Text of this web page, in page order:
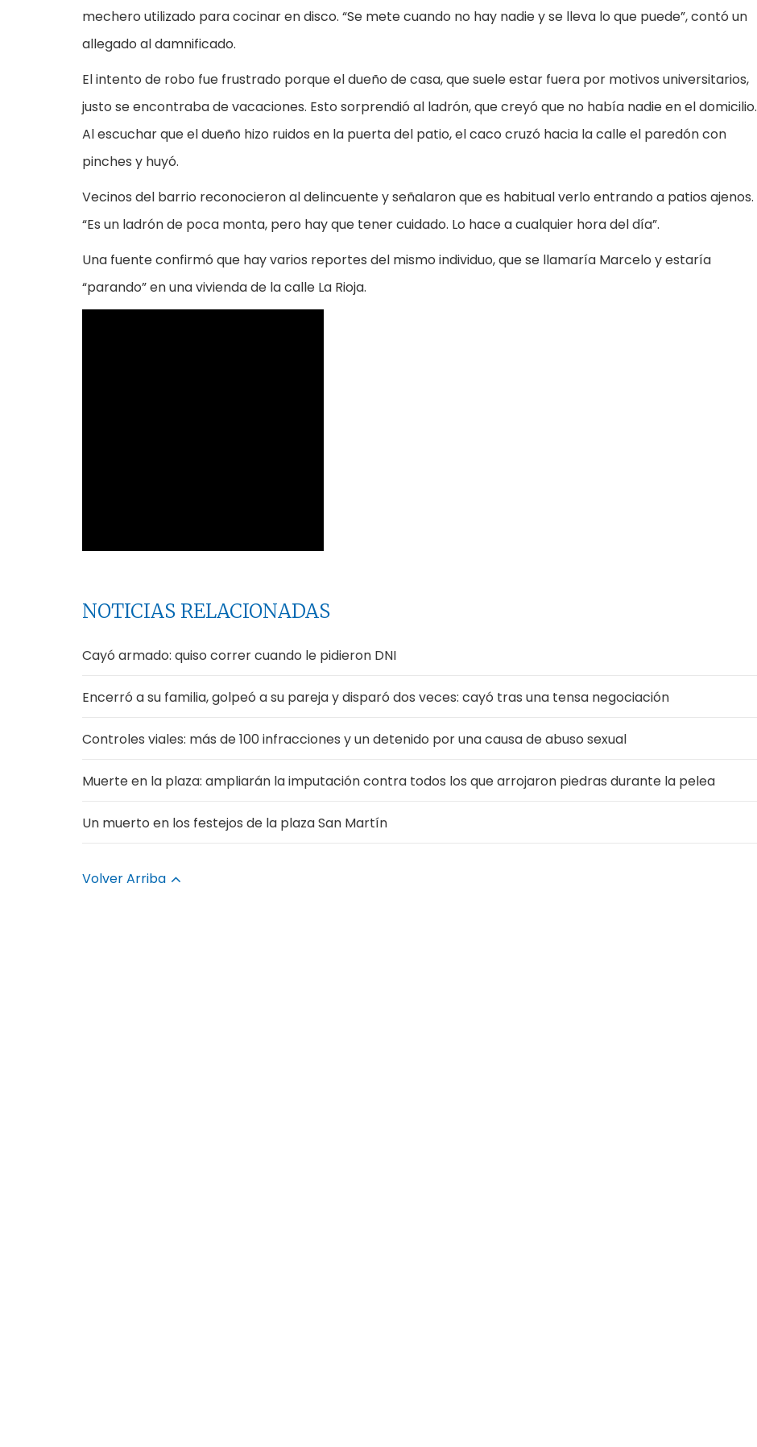
mechero utilizado para cocinar en disco. “Se mete cuando no hay nadie y se lleva lo que puede”, contó un
allegado al damnificado.
El intento de robo fue frustrado porque el dueño de casa, que suele estar fuera por motivos universitarios,
justo se encontraba de vacaciones. Esto sorprendió al ladrón, que creyó que no había nadie en el domicilio.
Al escuchar que el dueño hizo ruidos en la puerta del patio, el caco cruzó hacia la calle el paredón con
pinches y huyó.
Vecinos del barrio reconocieron al delincuente y señalaron que es habitual verlo entrando a patios ajenos.
“Es un ladrón de poca monta, pero hay que tener cuidado. Lo hace a cualquier hora del día”.
Una fuente confirmó que hay varios reportes del mismo individuo, que se llamaría Marcelo y estaría
“parando” en una vivienda de la calle La Rioja.
NOTICIAS RELACIONADAS
Cayó armado: quiso correr cuando le pidieron DNI
Encerró a su familia, golpeó a su pareja y disparó dos veces: cayó tras una tensa negociación
Controles viales: más de 100 infracciones y un detenido por una causa de abuso sexual
Muerte en la plaza: ampliarán la imputación contra todos los que arrojaron piedras durante la pelea
Un muerto en los festejos de la plaza San Martín
Volver Arriba